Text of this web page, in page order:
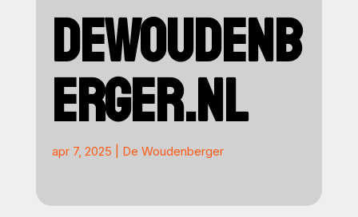
DEWOUDENB
ERGER.NL
apr 7, 2025 De Woudenberger